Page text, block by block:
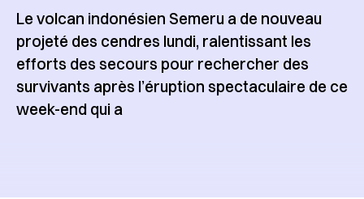
Le volcan indonésien Semeru a de nouveau
projeté des cendres lundi, ralentissant les
efforts des secours pour rechercher des
survivants après l’éruption spectaculaire de ce
week-end qui a